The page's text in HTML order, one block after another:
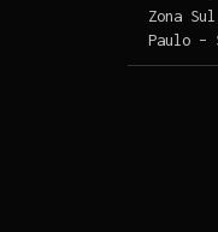
Zona
Paulo –